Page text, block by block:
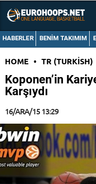
HABERLER BENIM TAKIMIM
HOME • TR (TURKISH)
Koponen’in
Karşıydı
16/ARA/15 13:29